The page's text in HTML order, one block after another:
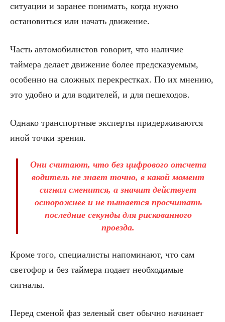
ситуации и заранее понимать, когда нужно
остановиться или начать движение.
Часть автомобилистов говорит, что наличие
таймера делает движение более предсказуемым,
особенно на сложных перекрестках. По их мнению,
это удобно и для водителей, и для пешеходов.
Однако транспортные эксперты придерживаются
иной точки зрения.
Они считают, что без цифрового отсчета
водитель не знает точно, в какой момент
сигнал сменится, а значит действует
осторожнее и не пытается просчитать
последние секунды для рискованного
проезда.
Кроме того, специалисты напоминают, что сам
светофор и без таймера подает необходимые
сигналы.
Перед сменой фаз зеленый свет обычно начинает